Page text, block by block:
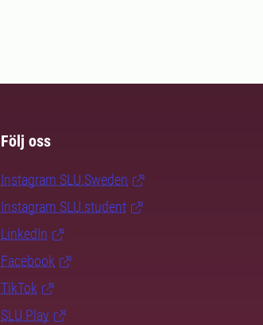
Följ oss
Instagram SLU.Sweden
Instagram SLU.student
LinkedIn
Facebook
TikTok
SLU Play